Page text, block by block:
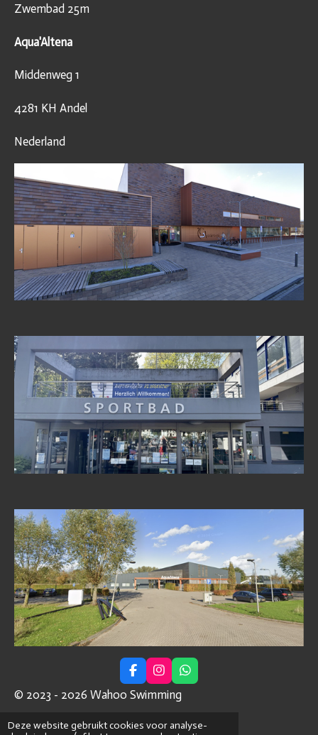
Deze website gebruikt cookies voor analyse-
Zwembad 25m
Aqua'Altena
Middenweg 1
4281 KH Andel
Nederland
F
a
c
b
o
I
n
s
g
W
h
s
A
© 2023 - 2026 Wahoo Swimming